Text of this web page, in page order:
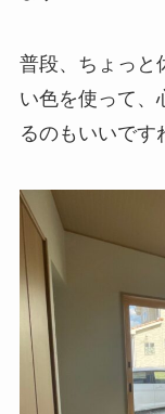
普段、ちょっと
い色を使って、
るのもいいです